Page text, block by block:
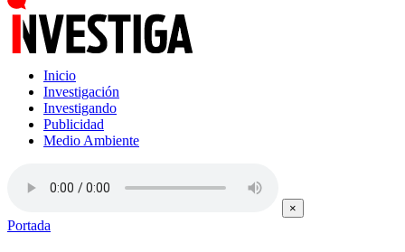
Inicio
Investigación
Investigando
Publicidad
Medio Ambiente
×
Portada